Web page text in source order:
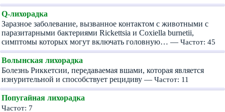
Q-лихорадка
Заразное заболевание, вызванное контактом с животными с
паразитарными бактериями Rickettsia и Coxiella burnetii,
симптомы которых могут включать головную… — Частот: 45
Волынская лихорадка
Болезнь Риккетсии, передаваемая вшами, которая является
изнурительной и способствует рецидиву — Частот: 11
Попугайная лихорадка
Частот: 7